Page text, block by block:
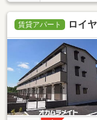
賃貸アパート ロイ